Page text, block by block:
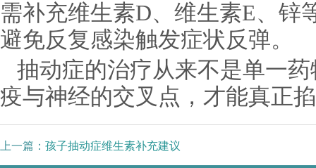
需补充维生素D、维生素E、锌
避免反复感染触发症状反弹。
抽动症的治疗从来不是单一
疫与神经的交叉点，才能真正
上一篇： 孩子抽动症维生素补充建议